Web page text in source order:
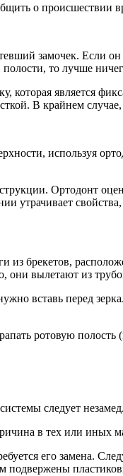
о происшествии
замочек. Если
то лучше
которая является
В крайнем
используя
Ортодонт
утрачивает
из брекетов,
вылетают из
вставь перед
ротовую
следует
в тех или иных
его замена.